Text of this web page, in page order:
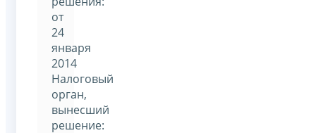
от
24
января
2014
Налоговый
орган,
вынесший
решение: